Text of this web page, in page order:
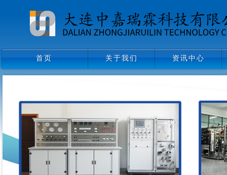
首页 关于我们 资讯中心
企业文化
组织架构